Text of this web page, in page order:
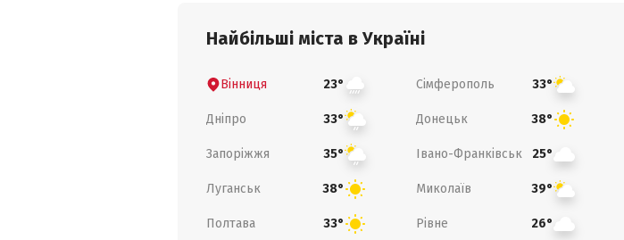
Найбільші міста в Україні
Вінниця 23° Сімферополь 33°
Дніпро 33° Донецьк 38°
Запоріжжя 35° Івано-Франківськ 25°
Луганськ 38° Миколаїв 39°
Полтава 33° Рівне 26°